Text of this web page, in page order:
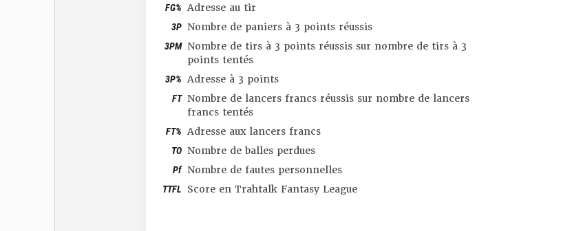
FG% Adresse au tir
3P Nombre de paniers à 3 points réussis
3PM Nombre de tirs à 3 points réussis sur nombre de tirs à 3
points tentés
3P% Adresse à 3 points
FT Nombre de lancers francs réussis sur nombre de lancers
francs tentés
FT% Adresse aux lancers francs
TO Nombre de balles perdues
Pf Nombre de fautes personnelles
TTFL Score en Trahtalk Fantasy League